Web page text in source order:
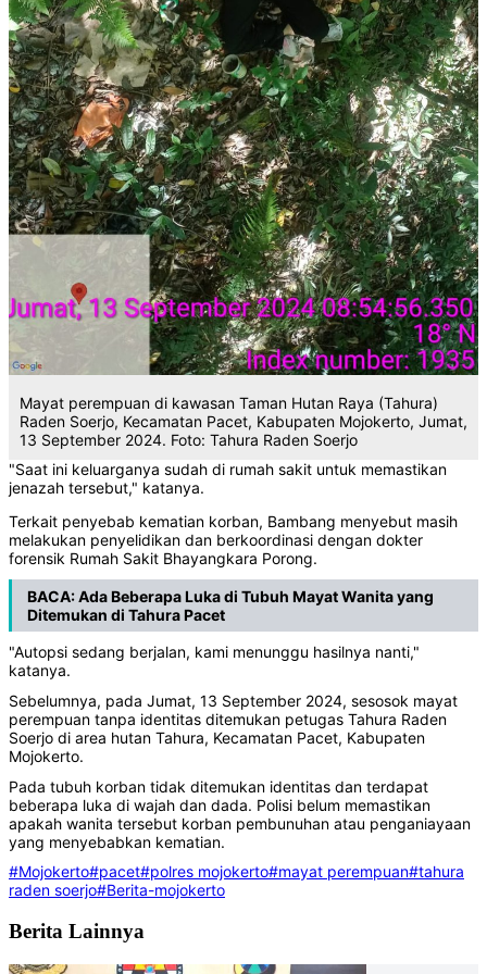
Mayat perempuan di kawasan Taman Hutan Raya (Tahura)
Raden Soerjo, Kecamatan Pacet, Kabupaten Mojokerto, Jumat,
13 September 2024. Foto: Tahura Raden Soerjo
"Saat ini keluarganya sudah di rumah sakit untuk memastikan
jenazah tersebut," katanya.
Terkait penyebab kematian korban, Bambang menyebut masih
melakukan penyelidikan dan berkoordinasi dengan dokter
forensik Rumah Sakit Bhayangkara Porong.
BACA:Ada Beberapa Luka di Tubuh Mayat Wanita yang
Ditemukan di Tahura Pacet
"Autopsi sedang berjalan, kami menunggu hasilnya nanti,"
katanya.
Sebelumnya, pada Jumat, 13 September 2024, sesosok mayat
perempuan tanpa identitas ditemukan petugas Tahura Raden
Soerjo di area hutan Tahura, Kecamatan Pacet, Kabupaten
Mojokerto.
Pada tubuh korban tidak ditemukan identitas dan terdapat
beberapa luka di wajah dan dada. Polisi belum memastikan
apakah wanita tersebut korban pembunuhan atau penganiayaan
yang menyebabkan kematian.
#Mojokerto#pacet#polres mojokerto#mayat perempuan#tahura
raden soerjo#Berita-mojokerto
Berita Lainnya